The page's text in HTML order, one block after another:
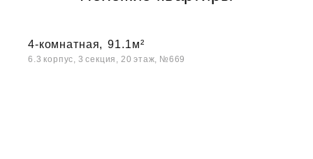
4-комнатная, 91.1м²
6.3 корпус, 3 секция, 20 этаж, №669